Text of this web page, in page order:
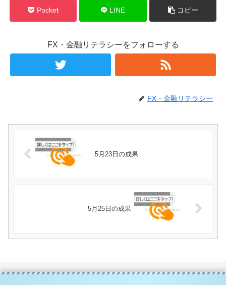
Pocket LINE コピー
FX・金融リテラシーをフォローする
FX・金融リテラシー
5月23日の成果
5月25日の成果